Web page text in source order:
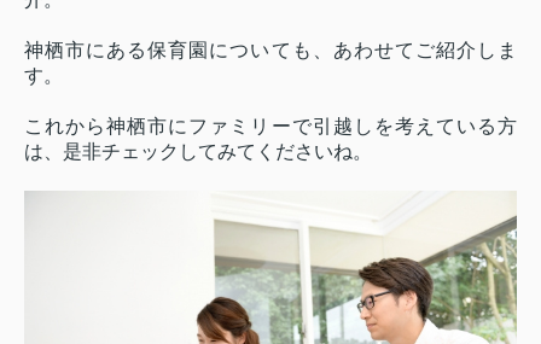
神栖市にある保育園についても、あわせてご紹介しま
す。
これから神栖市にファミリーで引越しを考えている方
は、是非チェックしてみてくださいね。